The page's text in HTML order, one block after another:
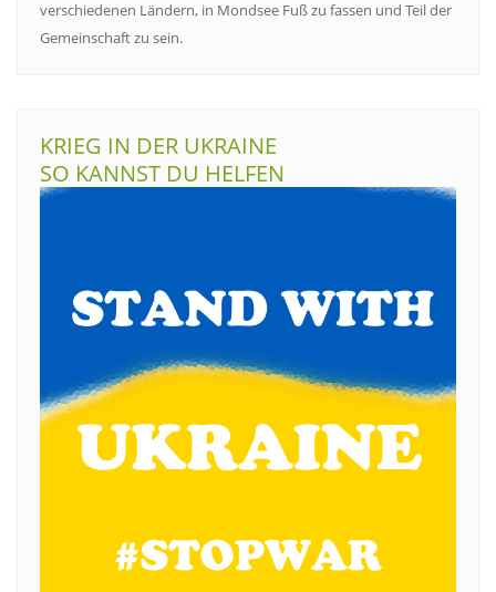
verschiedenen Ländern, in Mondsee Fuß zu fassen und Teil der
Gemeinschaft zu sein.
KRIEG IN DER UKRAINE
SO KANNST DU HELFEN